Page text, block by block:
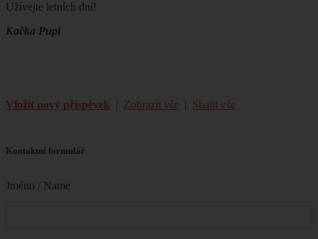
Užívejte letních dní!
Kačka Pupi
Vložit nový příspěvek | Zobrazit vše | Sbalit vše
Kontaktní formulář
Jméno / Name